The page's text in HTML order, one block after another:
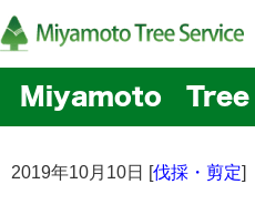
Miyamoto Tree
2019年10月10日 [伐採・剪定]